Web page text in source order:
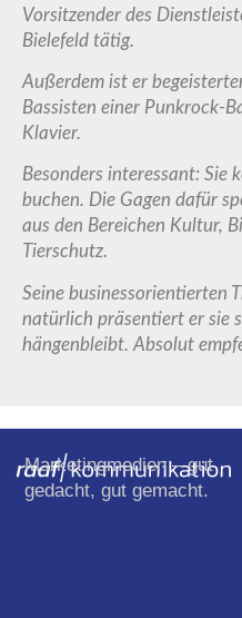
Vorsitzender des
Bielefeld tätig.
Außerdem ist er
Bassisten einer Punkrock-
Klavier.
Besonders interessant: Sie
buchen. Die Gagen dafür
aus den Bereichen Kultur,
Tierschutz.
Seine businessorientierten
natürlich präsentiert er sie
hängenbleibt. Absolut
Marketingmedien – gut
gedacht, gut gemacht.